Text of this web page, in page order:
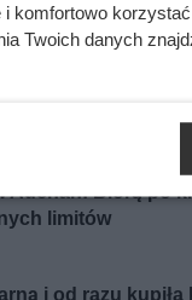
Auchan! Biorą po
limitów
i od razu kupiła
i komfortowo
Twoich danych